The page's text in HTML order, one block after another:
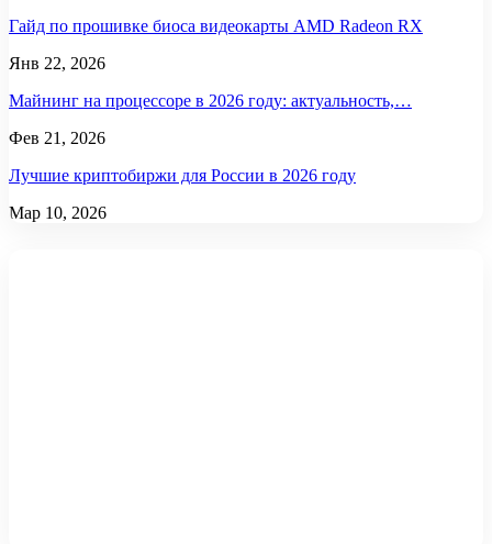
Гайд по прошивке биоса видеокарты AMD Radeon RX
Янв 22, 2026
Майнинг на процессоре в 2026 году: актуальность,…
Фев 21, 2026
Лучшие криптобиржи для России в 2026 году
Мар 10, 2026